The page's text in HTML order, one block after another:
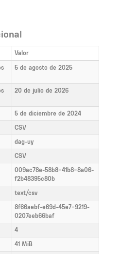
Valor
5 de agosto de 2025
20 de julio de 2026
5 de diciembre de 2024
CSV
dag-uy
CSV
009ac78e-58b8-41b8-8a06-
f2b48395c80b
text/csv
8f66aebf-e69d-45e7-9219-
0207eeb66baf
4
41 MiB